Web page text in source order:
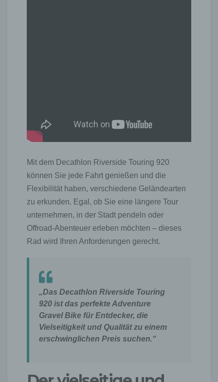
Mit dem Decathlon Riverside Touring 920
können Sie jede Fahrt genießen und die
Flexibilität haben, verschiedene Geländearten
zu erkunden. Egal, ob Sie eine längere Tour
unternehmen, in der Stadt pendeln oder
Offroad-Abenteuer erleben möchten – dieses
Rad wird Ihren Anforderungen gerecht.
„Das Decathlon Riverside Touring
920 ist das perfekte Adventure
Gravel Bike für Entdecker, die
Vielseitigkeit und Qualität zu einem
erschwinglichen Preis suchen.“